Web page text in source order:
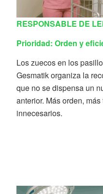
RESPONSABLE DE
Prioridad: Orden y
Los zuecos en los
Gesmatik organiza la
que no se dispensa un
anterior. Más orden,
innecesarios.